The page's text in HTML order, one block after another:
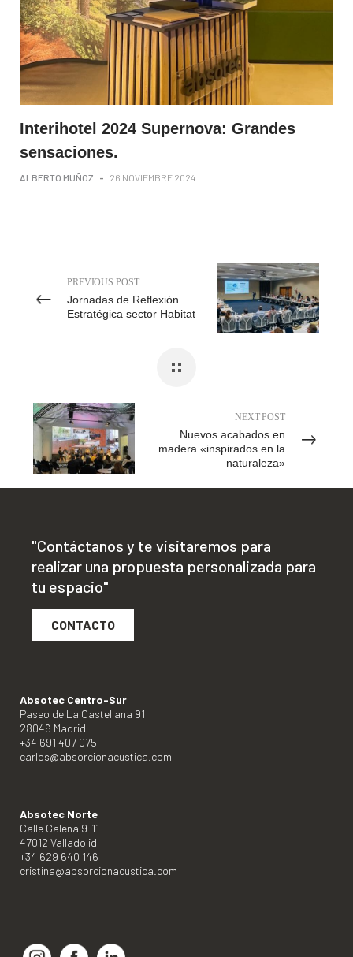
Interihotel 2024 Supernova: Grandes
sensaciones.
ALBERTO MUÑOZ - 26 NOVIEMBRE 2024
PREVIOUS POST
Jornadas de Reflexión
Estratégica sector Habitat
NEXT POST
Nuevos acabados en
madera «inspirados en la
naturaleza»
"Contáctanos y te visitaremos para
realizar una propuesta personalizada para
tu espacio"
CONTACTO
Absotec Centro-Sur
Paseo de La Castellana 91
28046 Madrid
+34 691 407 075
carlos@absorcionacustica.com
Absotec Norte
Calle Galena 9-11
47012 Valladolid
+34 629 640 146
cristina@absorcionacustica.com